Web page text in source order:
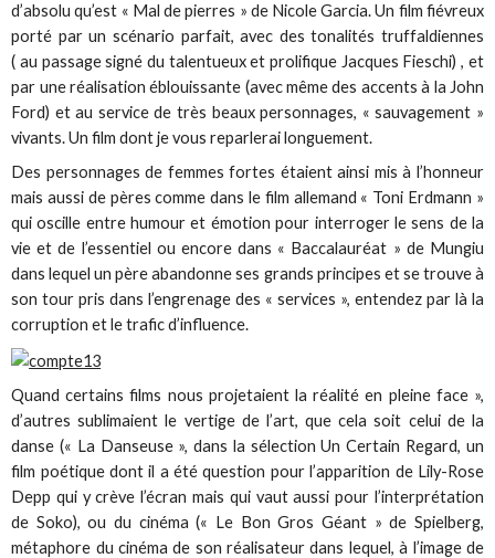
d’absolu qu’est « Mal de pierres » de Nicole Garcia. Un film fiévreux
porté par un scénario parfait, avec des tonalités truffaldiennes
( au passage signé du talentueux et prolifique Jacques Fieschi) , et
par une réalisation éblouissante (avec même des accents à la John
Ford) et au service de très beaux personnages, « sauvagement »
vivants. Un film dont je vous reparlerai longuement.
Des personnages de femmes fortes étaient ainsi mis à l’honneur
mais aussi de pères comme dans le film allemand « Toni Erdmann »
qui oscille entre humour et émotion pour interroger le sens de la
vie et de l’essentiel ou encore dans « Baccalauréat » de Mungiu
dans lequel un père abandonne ses grands principes et se trouve à
son tour pris dans l’engrenage des « services », entendez par là la
corruption et le trafic d’influence.
Quand certains films nous projetaient la réalité en pleine face »,
d’autres sublimaient le vertige de l’art, que cela soit celui de la
danse (« La Danseuse », dans la sélection Un Certain Regard, un
film poétique dont il a été question pour l’apparition de Lily-Rose
Depp qui y crève l’écran mais qui vaut aussi pour l’interprétation
de Soko), ou du cinéma (« Le Bon Gros Géant » de Spielberg,
métaphore du cinéma de son réalisateur dans lequel, à l’image de